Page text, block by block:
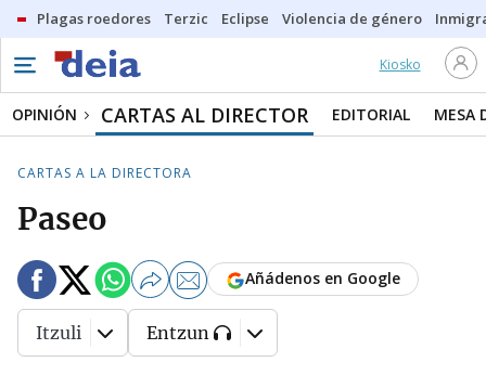
Plagas roedores Terzic Eclipse Violencia de género
Kiosko
OPINIÓN CARTAS AL DIRECTOR EDITORIAL MESA
CARTAS A LA DIRECTORA
Paseo
Añádenos en Google
Itzuli Entzun